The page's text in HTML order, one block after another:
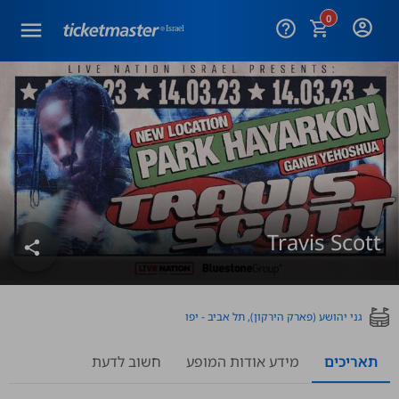
0
help_outline
Travis Scott
share
גני יהושע (פארק הירקון), תל אביב - יפו
תאריכים מידע אודות המופע חשוב לדעת